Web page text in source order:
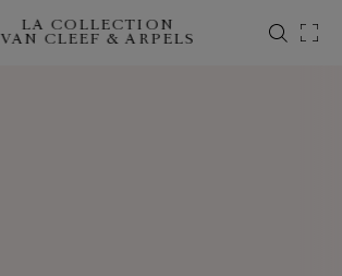
LA COLLECTION
VAN CLEEF & ARPELS